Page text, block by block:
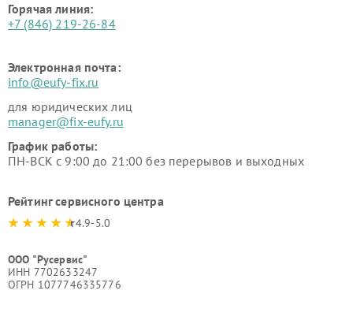
Горячая линия:
+7 (846) 219-26-84
Электронная почта:
info@eufy-fix.ru
для юридических лиц
manager@fix-eufy.ru
График работы:
ПН-ВСК с 9:00 до 21:00 без перерывов и выходных
Рейтинг сервисного центра
4.9-5.0
ООО "Русервис"
ИНН 7702633247
ОГРН 1077746335776